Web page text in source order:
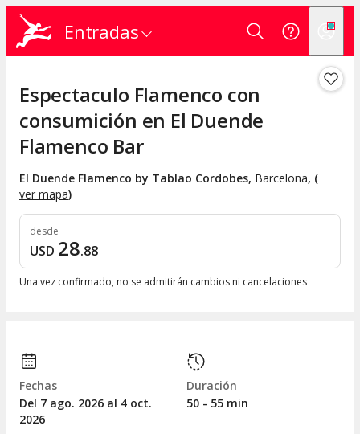
Entradas
Espectaculo Flamenco con
consumición en El Duende
Flamenco Bar
El Duende Flamenco by Tablao Cordobes, Barcelona, (
ver mapa)
desde
USD 28.88
Una vez confirmado, no se admitirán cambios ni cancelaciones
Fechas
Del 7 ago. 2026 al 4 oct.
2026
Duración
50 - 55 min